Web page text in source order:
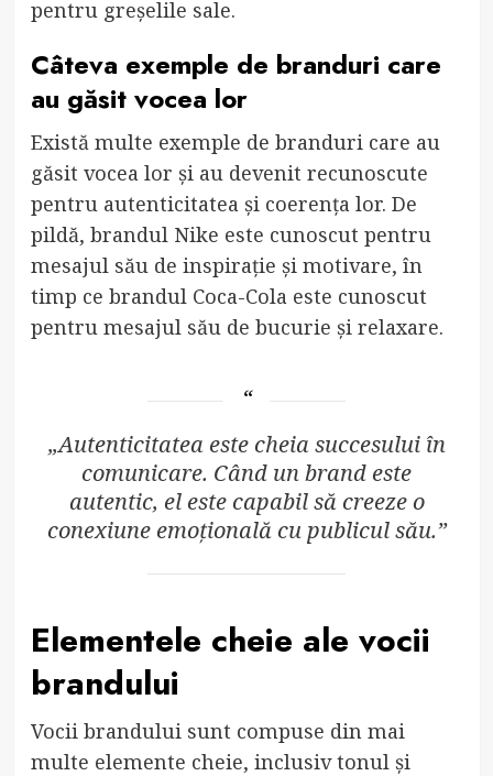
pentru greșelile sale.
Câteva exemple de branduri care
au găsit vocea lor
Există multe exemple de branduri care au
găsit vocea lor și au devenit recunoscute
pentru autenticitatea și coerența lor. De
pildă, brandul Nike este cunoscut pentru
mesajul său de inspirație și motivare, în
timp ce brandul Coca-Cola este cunoscut
pentru mesajul său de bucurie și relaxare.
„Autenticitatea este cheia succesului în
comunicare. Când un brand este
autentic, el este capabil să creeze o
conexiune emoțională cu publicul său.”
Elementele cheie ale vocii
brandului
Vocii brandului sunt compuse din mai
multe elemente cheie, inclusiv tonul și